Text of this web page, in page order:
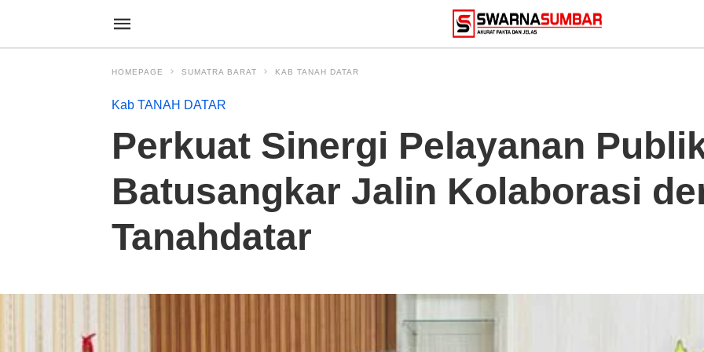
HOMEPAGE SUMATRA BARAT KAB TANAH DATAR
Kab TANAH DATAR
Perkuat Sinergi Pelayanan
Batusangkar Jalin Kolaborasi
Tanahdatar